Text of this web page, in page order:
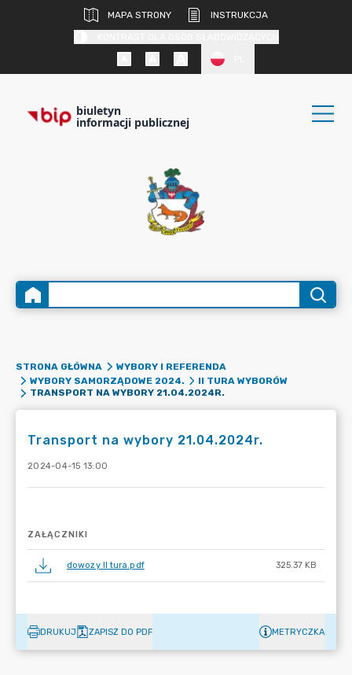
MAPA STRONY
INSTRUKCJA
biuletyn
informacji publicznej
STRONA GŁÓWNA
WYBORY I REFERENDA
WYBORY SAMORZĄDOWE 2024.
II TURA WYBORÓW
TRANSPORT NA WYBORY 21.04.2024R.
Transport na wybory 21.04.2024r.
2024-04-15 13:00
ZAŁĄCZNIKI
dowozy II tura.pdf 325.37 KB
DRUKUJ ZAPISZ DO PDF METRYCZKA